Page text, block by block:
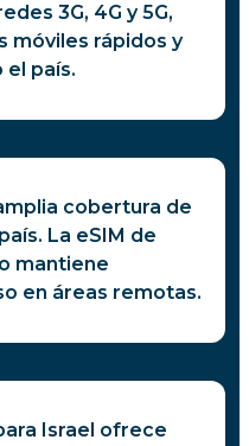
3G, 4G y 5G,
móviles rápidos y
país.
cobertura de
La eSIM de
mantiene
en áreas remotas.
Israel ofrece